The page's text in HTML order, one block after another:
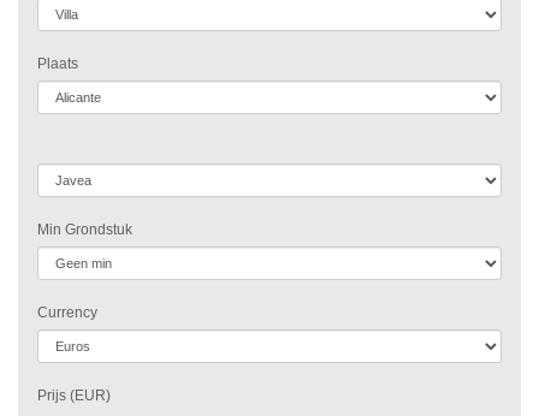
Plaats
Min Grondstuk
Currency
Prijs (EUR)